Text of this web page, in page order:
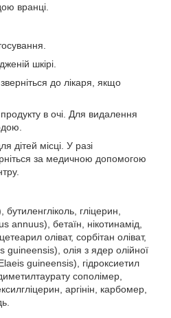
вранці.
шкірі.
до лікаря, якщо
в очі. Для видалення
дітей місці. У разі
за медичною допомогою
гліцерин,
annuus), бетаїн, нікотинамід,
оліват, сорбітан оліват,
guineensis), олія з ядер олійної
guineensis), гідроксиетил
сополімер,
аргінін, карбомер,